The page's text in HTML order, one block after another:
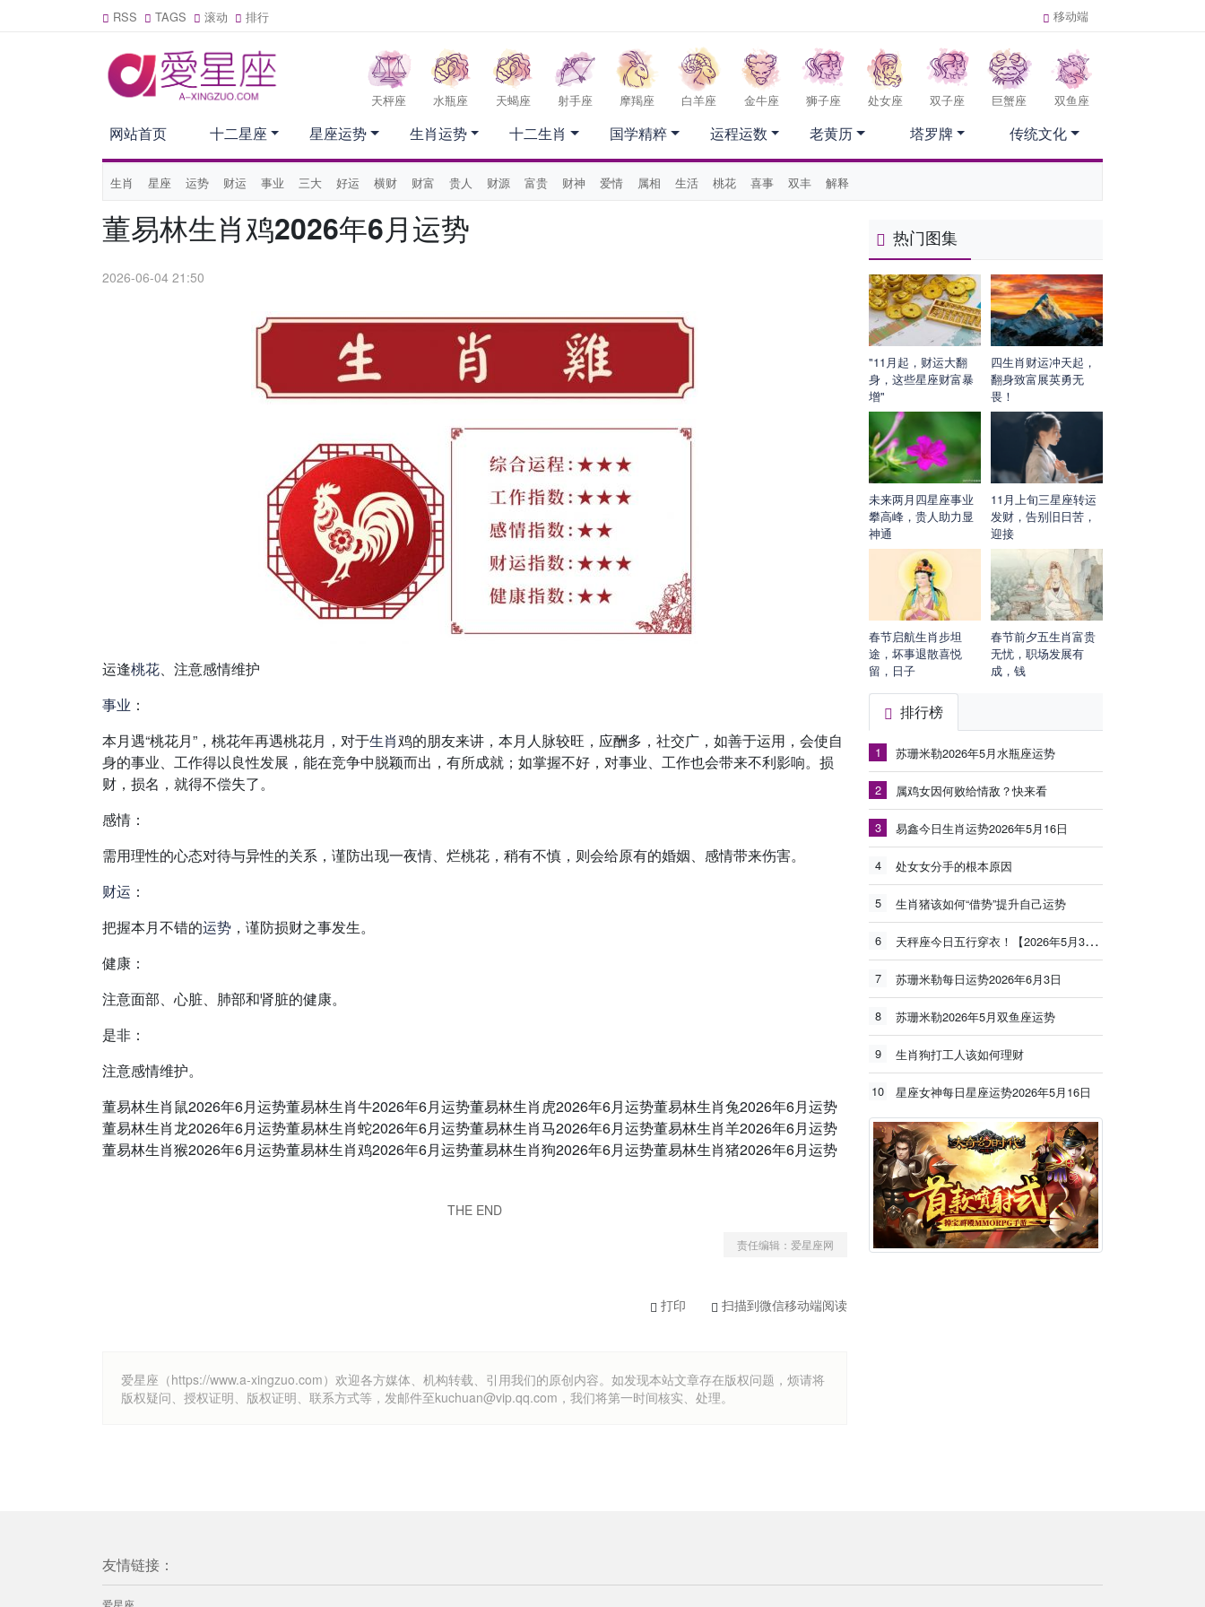
RSS TAGS 滚动 排行 移动端
天枰座 水瓶座 天蝎座 射手座 摩羯座 白羊座 金牛座 狮子座 处女座 双子座 巨蟹座 双鱼座
网站首页
生肖 星座 运势 财运 事业 三大 好运 横财 财富 贵人 财源 富贵 财神 爱情 属相 生活 桃花 喜事 双丰 解释
十二星座 星座运势 生肖运势 十二生肖 国学精粹 运程运数 老黄历 塔罗牌 传统文化
董易林生肖鸡2026年6月运势
2026-06-04 21:50
运逢桃花、注意感情维护
事业 ：
本月遇“桃花月”，桃花年再遇桃花月，对于生肖鸡的朋友来讲，本月人脉较旺，应酬多，社交广，如善于运用，会使自
身的事业、工作得以良性发展，能在竞争中脱颖而出，有所成就；如掌握不好，对事业、工作也会带来不利影响。损
财，损名，就得不偿失了。
感情：
需用理性的心态对待与异性的关系，谨防出现一夜情、烂桃花，稍有不慎，则会给原有的婚姻、感情带来伤害。
财运 ：
把握本月不错的运势 ，谨防损财之事发生。
健康：
注意面部、心脏、肺部和肾脏的健康。
是非：
注意感情维护。
董易林生肖鼠2026年6月运势董易林生肖牛2026年6月运势董易林生肖虎2026年6月运势董易林生肖兔2026年6月运势
董易林生肖龙2026年6月运势董易林生肖蛇2026年6月运势董易林生肖马2026年6月运势董易林生肖羊2026年6月运势
董易林生肖猴2026年6月运势董易林生肖鸡2026年6月运势董易林生肖狗2026年6月运势董易林生肖猪2026年6月运势
THE END
责任编辑：爱星座网
打印 扫描到微信移动端阅读
爱星座（https://www.a-xingzuo.com）欢迎各方媒体、机构转载、引用我们的原创内容。如发现本站文章存在版权问题，烦请将
版权疑问、授权证明、版权证明、联系方式等，发邮件至kuchuan@vip.qq.com，我们将第一时间核实、处理。
热门图集
"11月起，财运大翻
身，这些星座财富暴
增"
四生肖财运冲天起，
翻身致富展英勇无
畏！
未来两月四星座事业
攀高峰，贵人助力显
神通
11月上旬三星座转运
发财，告别旧日苦，
迎接
春节启航生肖步坦
途，坏事退散喜悦
留，日子
春节前夕五生肖富贵
无忧，职场发展有
成，钱
排行榜
1 苏珊米勒2026年5月水瓶座运势
2 属鸡女因何败给情敌？快来看
3 易鑫今日生肖运势2026年5月16日
4 处女女分手的根本原因
5 生肖猪该如何“借势”提升自己运势
6 天秤座今日五行穿衣！【2026年5月30日】
7 苏珊米勒每日运势2026年6月3日
8 苏珊米勒2026年5月双鱼座运势
9 生肖狗打工人该如何理财
10 星座女神每日星座运势2026年5月16日
友情链接：
爱星座